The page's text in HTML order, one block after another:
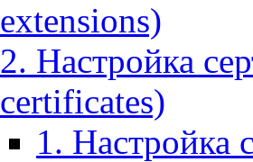
extensions)
2. Настройка
certificates)
1. Настройка